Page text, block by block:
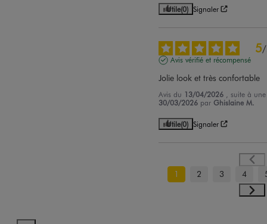
Utile(0) Signaler
5/
Avis vérifié et récompensé
Jolie look et très confortable
Avis du 13/04/2026
, suite à
30/03/2026 par Ghislaine M.
Utile(0) Signaler
1 2 3 4